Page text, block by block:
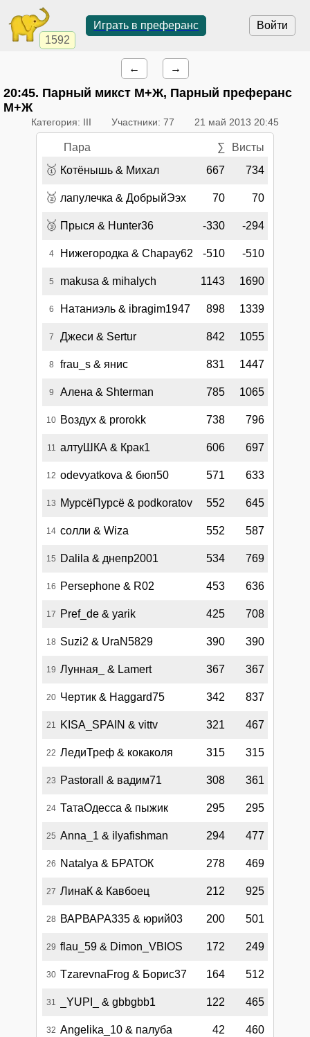
1592
Войти
Играть в преферанс
← →
20:45. Парный микст М+Ж, Парный преферанс
М+Ж
Категория: III Участники: 77 21 май 2013 20:45
Пара ∑ Висты
🥇 Котёнышь & Михал 667 734
🥈 лапулечка & ДобрыйЭэх 70 70
🥉 Прыся & Hunter36 -330 -294
4 Нижегородка & Chapay62 -510 -510
5 makusa & mihalych 1143 1690
6 Натаниэль & ibragim1947 898 1339
7 Джеси & Sertur 842 1055
8 frau_s & янис 831 1447
9 Алена & Shterman 785 1065
10 Воздух & prorokk 738 796
11 алтуШКА & Крак1 606 697
12 odevyatkova & бюп50 571 633
13 МурсёПурсё & podkoratov 552 645
14 солли & Wiza 552 587
15 Dalila & днепр2001 534 769
16 Persephone & R02 453 636
17 Pref_de & yarik 425 708
18 Suzi2 & UraN5829 390 390
19 Лунная_ & Lamert 367 367
20 Чертик & Haggard75 342 837
21 KISA_SPAIN & vittv 321 467
22 ЛедиТреф & кокаколя 315 315
23 Pastorall & вадим71 308 361
24 ТатаОдесса & пыжик 295 295
25 Anna_1 & ilyafishman 294 477
26 Natalya & БРАТОК 278 469
27 ЛинаК & Кавбоец 212 925
28 ВАРВАРА335 & юрий03 200 501
29 flau_59 & Dimon_VBIOS 172 249
30 TzarevnaFrog & Борис37 164 512
31 _YUPI_ & gbbgbb1 122 465
32 Angelika_10 & палуба 42 460